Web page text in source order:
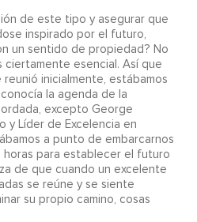
de este tipo y asegurar que
inspirado por el futuro,
un sentido de propiedad? No
ciertamente esencial. Así que
inicialmente, estábamos
la agenda de la
excepto George
y Líder de Excelencia en
a punto de embarcarnos
para establecer el futuro
de que cuando un excelente
se reúne y se siente
su propio camino, cosas